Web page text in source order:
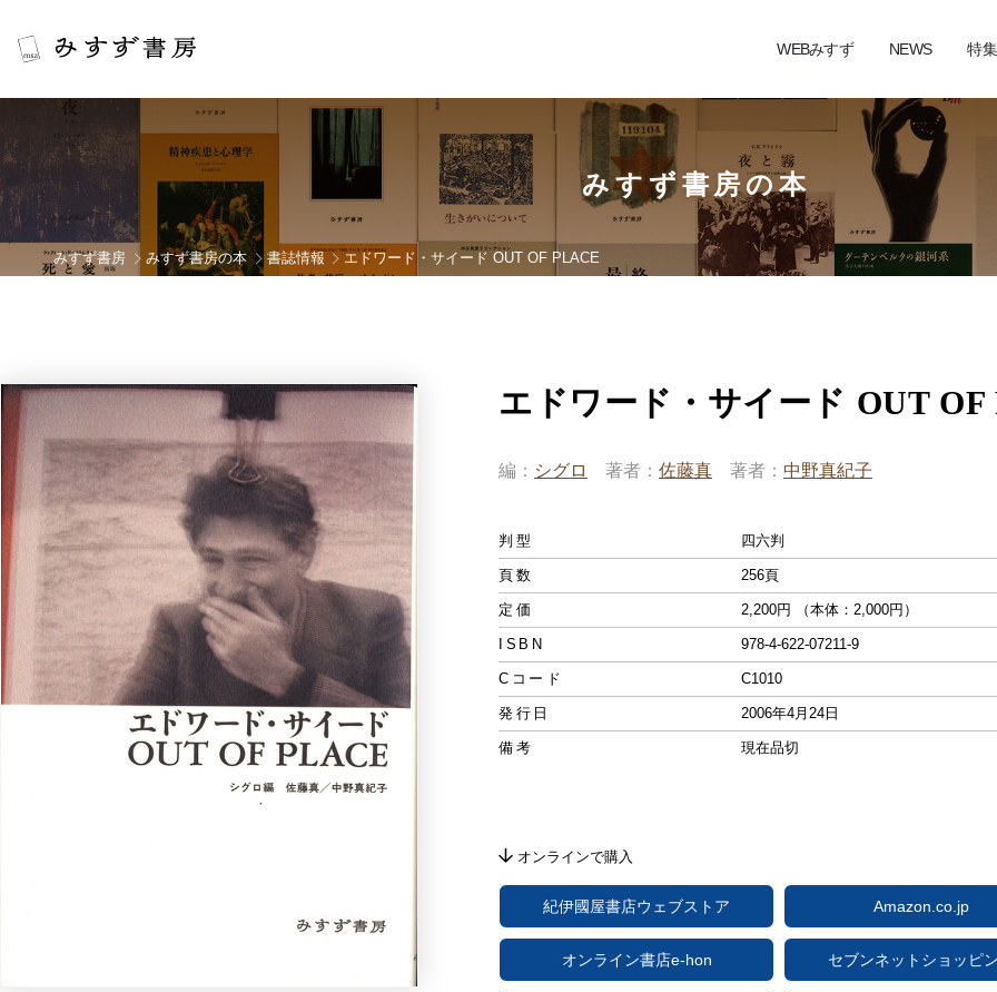
WEBみすず NEWS 特集
みすず書房の本
みすず書房 みすず書房の本 書誌情報 エドワード・サイード OUT OF PLACE
エドワード・サイード OUT OF
編 シグロ 著者 佐藤真 著者 中野真紀子
判型 四六判
頁数 256頁
定価 2,200円 （本体：2,000円）
ISBN 978-4-622-07211-9
Cコード C1010
発行日 2006年4月24日
備考 現在品切
オンラインで購入
紀伊國屋書店ウェブストア Amazon.co.jp
オンライン書店e-hon セブンネットショッピ